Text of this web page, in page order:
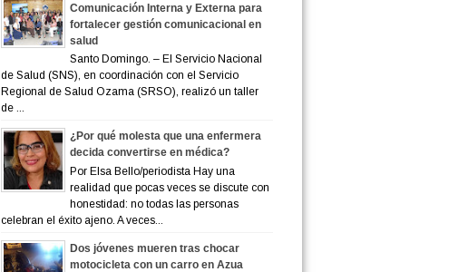
Comunicación Interna y Externa para
fortalecer gestión comunicacional en
salud
Santo Domingo. – El Servicio Nacional
de Salud (SNS), en coordinación con el Servicio
Regional de Salud Ozama (SRSO), realizó un taller
de ...
¿Por qué molesta que una enfermera
decida convertirse en médica?
Por Elsa Bello/periodista Hay una
realidad que pocas veces se discute con
honestidad: no todas las personas
celebran el éxito ajeno. A veces...
Dos jóvenes mueren tras chocar
motocicleta con un carro en Azua